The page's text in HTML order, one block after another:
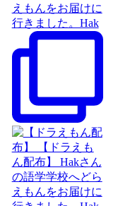
えもんをお届けに
行きました。Hak